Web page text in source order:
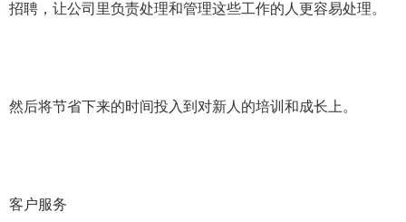
招聘，让公司里负责处理和管理这些工作的人更容易处理。
然后将节省下来的时间投入到对新人的培训和成长上。
客户服务